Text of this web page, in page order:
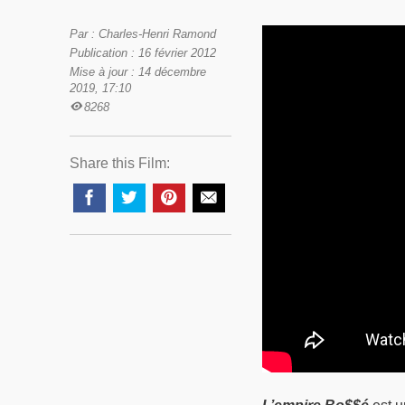
Par : Charles-Henri Ramond
Publication : 16 février 2012
Mise à jour : 14 décembre
2019, 17:10
8268
Share this Film: